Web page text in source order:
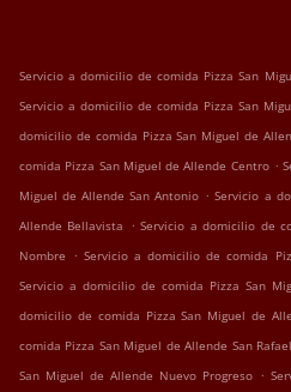
Servicio a domicilio de comida Pizza San
Servicio a domicilio de comida Pizza San
domicilio de comida Pizza San Miguel de
comida Pizza San Miguel de Allende Centro .
Miguel de Allende San Antonio . Servicio a
Allende Bellavista . Servicio a domicilio de
Nombre . Servicio a domicilio de comida
Servicio a domicilio de comida Pizza San
domicilio de comida Pizza San Miguel de
comida Pizza San Miguel de Allende San Rafael
San Miguel de Allende Nuevo Progreso .